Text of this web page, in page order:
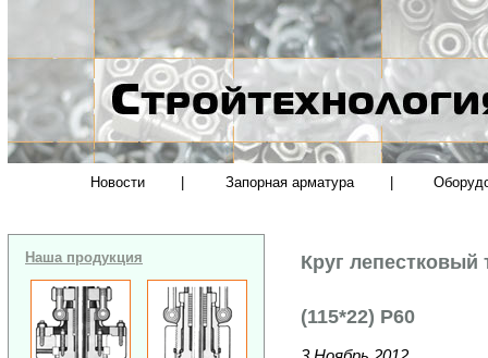
Новости Запорная арматура
Наша продукция Круг лепестковый
(115*22) Р60